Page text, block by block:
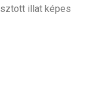
illat képes